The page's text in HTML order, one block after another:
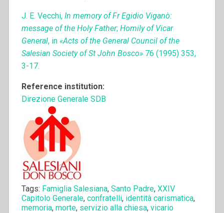
J. E. Vecchi, In memory of Fr Egidio Viganò:
message of the Holy Father; Homily of Vicar
General, in «Acts of the General Council of the
Salesian Society of St John Bosco»76 (1995) 353,
3-17.
Reference institution:
Direzione Generale SDB
Tags: Famiglia Salesiana, Santo Padre, XXIV
Capitolo Generale, confratelli, identità carismatica,
memoria, morte, servizio alla chiesa, vicario